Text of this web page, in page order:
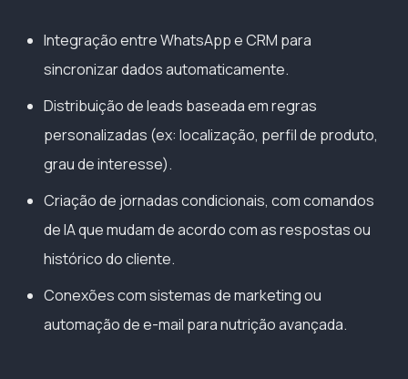
Integração entre WhatsApp e CRM para
sincronizar dados automaticamente.
Distribuição de leads baseada em regras
personalizadas (ex: localização, perfil de produto,
grau de interesse).
Criação de jornadas condicionais, com comandos
de IA que mudam de acordo com as respostas ou
histórico do cliente.
Conexões com sistemas de marketing ou
automação de e-mail para nutrição avançada.